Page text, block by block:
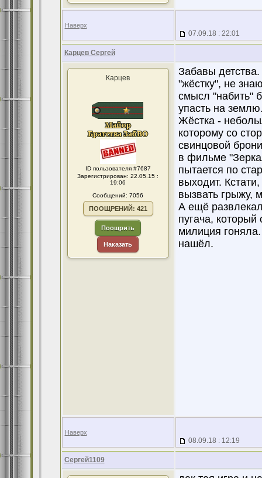
Наверх
07.09.18 : 22:01
Карцев Сергей
Карцев
ID пользователя #7687
Зарегистрирован: 22.05.15 :
19:06
Сообщений: 7056
ПООЩРЕНИЙ: 421
Поощрить
Наказать
Забавы
"жёстку", не
смысл "набить"
упасть на
Жёстка -
которому со
свинцовой
в фильме
пытается по
выходит.
вызвать грыжу,
А ещё
пугача,
милиция
нашёл.
Наверх
08.09.18 : 12:19
Сергей1109